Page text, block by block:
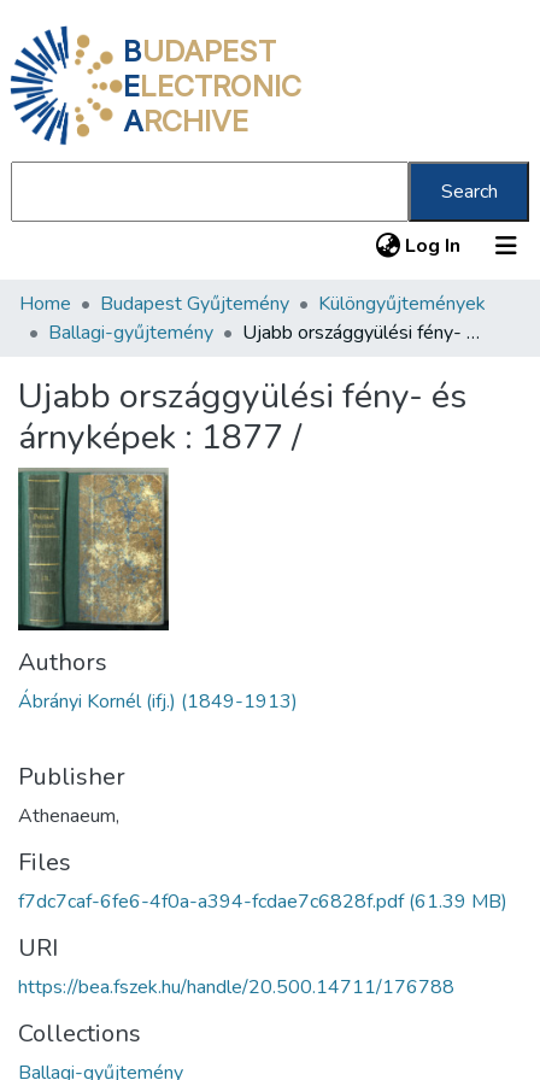
BUDAPEST
ELECTRONIC
ARCHIVE
Search
Log In (current)
Communities & Collections
Statistics
About us
Home Budapest Gyűjtemény
Különgyűjtemények
Ballagi-gyűjtemény
Ujabb országgyülési fény- és árnyképek : 1877 /
Ujabb országgyülési fény- és
árnyképek : 1877 /
Authors
Ábrányi Kornél (ifj.) (1849-1913)
Publisher
Athenaeum,
Files
f7dc7caf-6fe6-4f0a-a394-fcdae7c6828f.pdf(61.39 MB)
URI
https://bea.fszek.hu/handle/20.500.14711/176788
Collections
Ballagi-gyűjtemény